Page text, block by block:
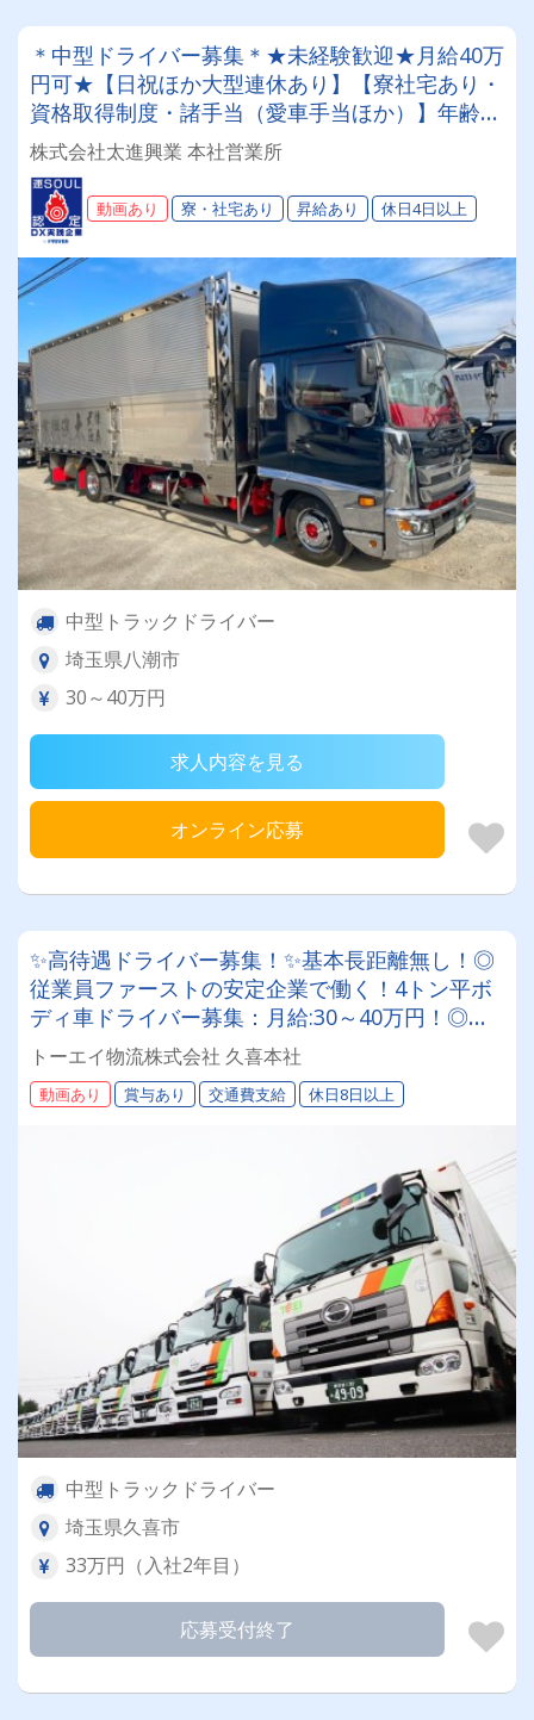
＊中型ドライバー募集＊★未経験歓迎★月給40万
円可★【日祝ほか大型連休あり】【寮社宅あり・
資格取得制度・諸手当（愛車手当ほか）】年齢経
験不問！男女共にご活躍頂けます♪
株式会社太進興業 本社営業所
動画あり 寮・社宅あり 昇給あり 休日4日以上
中型トラックドライバー
埼玉県八潮市
30～40万円
求人内容を見る
オンライン応募
✨高待遇ドライバー募集！✨基本長距離無し！◎
従業員ファーストの安定企業で働く！4トン平ボ
ディ車ドライバー募集：月給:30～40万円！◎退
職金2つ！◎賞与年2回◎◎年間休日120日！基
本、土日祝休み◎◎経験者優遇！女性も活躍中！
◎スキルアップも可
トーエイ物流株式会社 久喜本社
動画あり 賞与あり 交通費支給 休日8日以上
中型トラックドライバー
埼玉県久喜市
33万円（入社2年目）
応募受付終了